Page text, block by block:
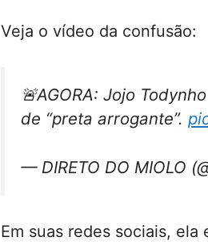
Veja o vídeo da confusão:
🚨AGORA: Jojo
de “preta arrogante”.
— DIRETO DO MIOLO
Em suas redes sociais,